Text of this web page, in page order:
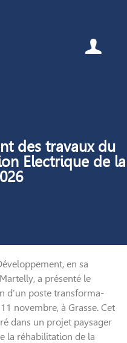
des travaux du
Electrique de la
en sa
a présenté le
d’un poste transforma­
novembre, à Grasse. Cet
dans un projet paysager
la réhabili­tation de la